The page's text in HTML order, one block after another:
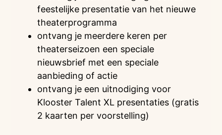
feestelijke presentatie van het nieuwe
theaterprogramma
ontvang je meerdere keren per
theaterseizoen een speciale
nieuwsbrief met een speciale
aanbieding of actie
ontvang je een uitnodiging voor
Klooster Talent XL presentaties (gratis
2 kaarten per voorstelling)